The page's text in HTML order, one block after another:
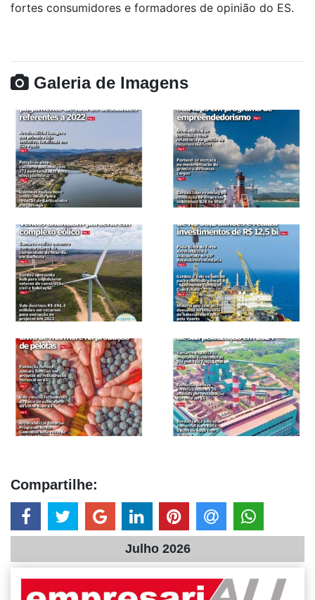
fortes consumidores e formadores de opinião do ES.
Galeria de Imagens
Compartilhe:
Julho 2026